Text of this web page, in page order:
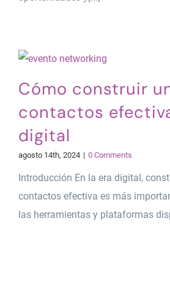
Cómo construir
contactos
digital
agosto 14th, 2024 | 0 Comments
Introducción En la era digital,
contactos efectiva es más
las herramientas y plataformas